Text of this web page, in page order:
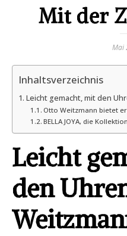
Mit der
Mai
Inhaltsverzeichnis
Leicht gemacht, mit den
Otto Weitzmann bietet
BELLA JOYA, die
Leicht
den